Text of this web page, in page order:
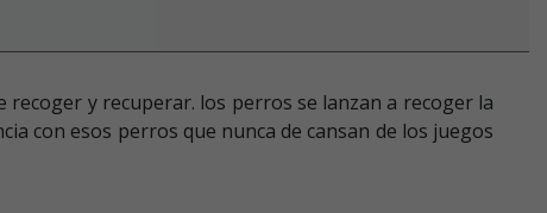
y recuperar. los perros se lanzan a recoger la
con esos perros que nunca de cansan de los juegos